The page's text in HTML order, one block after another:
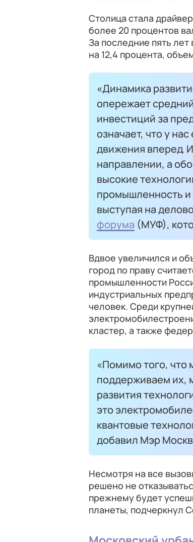
Столица стала
более 20 процентов
За последние пять
на 12,4 процента,
«Динамика
опережает
инвестиций за
означает, что у
движения вперед.
направлении, а
высокие
промышленность и
выступая на
форума (МУФ),
Вдвое увеличился и
город по праву
промышленности
индустриальных
человек. Среди
кластер, а также
«Помимо того, что
поддерживаем их,
развития
это
квантовые
добавил Мэр
Несмотря на все
решено не
прежнему будет
планеты, подчеркнул